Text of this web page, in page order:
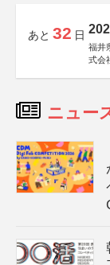
あと 32 日
福井
式会
ニュー